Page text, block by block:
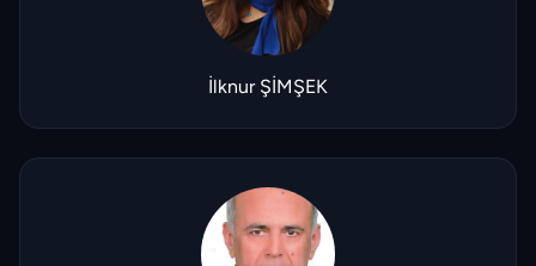
İlknur ŞİMŞEK